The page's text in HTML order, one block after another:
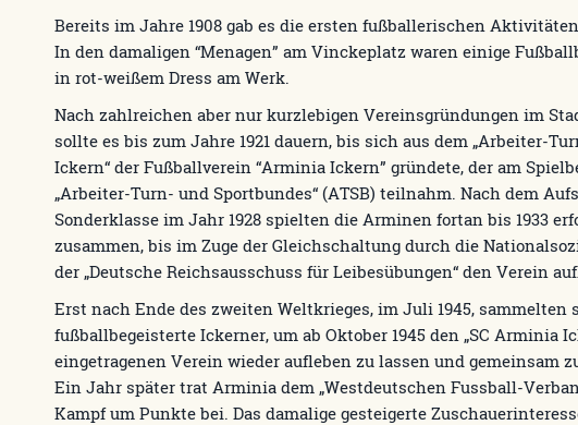
Bereits im Jahre 1908 gab es die ersten fußballerischen
In den damaligen “Menagen” am Vinckeplatz waren einige
in rot-weißem Dress am Werk.
Nach zahlreichen aber nur kurzlebigen Vereinsgründungen im
sollte es bis zum Jahre 1921 dauern, bis sich aus dem „Arbeiter-
Ickern“ der Fußballverein “Arminia Ickern” gründete, der am
„Arbeiter-Turn- und Sportbundes“ (ATSB) teilnahm. Nach dem
Sonderklasse im Jahr 1928 spielten die Arminen fortan bis 1933
zusammen, bis im Zuge der Gleichschaltung durch die
der „Deutsche Reichsausschuss für Leibesübungen“ den Verein
Erst nach Ende des zweiten Weltkrieges, im Juli 1945, sammelten
fußballbegeisterte Ickerner, um ab Oktober 1945 den „SC Arminia
eingetragenen Verein wieder aufleben zu lassen und gemeinsam
Ein Jahr später trat Arminia dem „Westdeutschen Fussball-
Kampf um Punkte bei. Das damalige gesteigerte